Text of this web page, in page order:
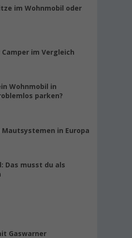
im Wohnmobil oder
im Vergleich
Wohnmobil in
parken?
Mautsystemen in Europa
Das musst du als
Gaswarner